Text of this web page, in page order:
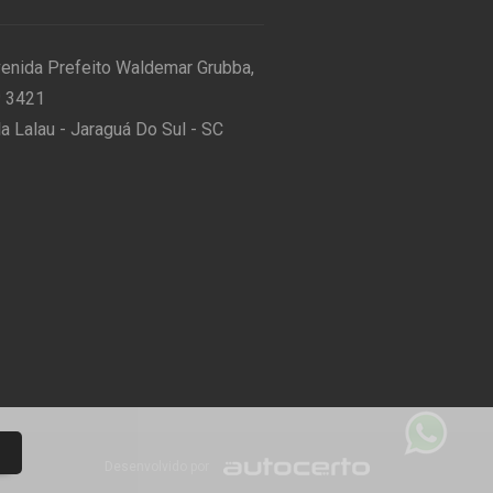
Prefeito Waldemar Grubba,
3421
Lalau - Jaraguá Do Sul - SC